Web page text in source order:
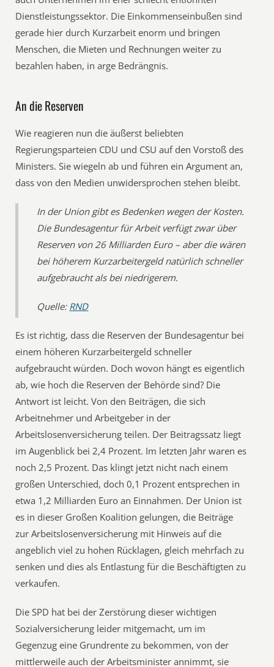
Dienstleistungssektor. Die Einkommenseinbußen sind
gerade hier durch Kurzarbeit enorm und bringen
Menschen, die Mieten und Rechnungen weiter zu
bezahlen haben, in arge Bedrängnis.
An die Reserven
Wie reagieren nun die äußerst beliebten
Regierungsparteien CDU und CSU auf den Vorstoß des
Ministers. Sie wiegeln ab und führen ein Argument an,
dass von den Medien unwidersprochen stehen bleibt.
In der Union gibt es Bedenken wegen der Kosten.
Die Bundesagentur für Arbeit verfügt zwar über
Reserven von 26 Milliarden Euro – aber die wären
bei höherem Kurzarbeitergeld natürlich schneller
aufgebraucht als bei niedrigerem.
Quelle: RND
Es ist richtig, dass die Reserven der Bundesagentur bei
einem höheren Kurzarbeitergeld schneller
aufgebraucht würden. Doch wovon hängt es eigentlich
ab, wie hoch die Reserven der Behörde sind? Die
Antwort ist leicht. Von den Beiträgen, die sich
Arbeitnehmer und Arbeitgeber in der
Arbeitslosenversicherung teilen. Der Beitragssatz liegt
im Augenblick bei 2,4 Prozent. Im letzten Jahr waren es
noch 2,5 Prozent. Das klingt jetzt nicht nach einem
großen Unterschied, doch 0,1 Prozent entsprechen in
etwa 1,2 Milliarden Euro an Einnahmen. Der Union ist
es in dieser Großen Koalition gelungen, die Beiträge
zur Arbeitslosenversicherung mit Hinweis auf die
angeblich viel zu hohen Rücklagen, gleich mehrfach zu
senken und dies als Entlastung für die Beschäftigten zu
verkaufen.
Die SPD hat bei der Zerstörung dieser wichtigen
Sozialversicherung leider mitgemacht, um im
Gegenzug eine Grundrente zu bekommen, von der
mittlerweile auch der Arbeitsminister annimmt, sie